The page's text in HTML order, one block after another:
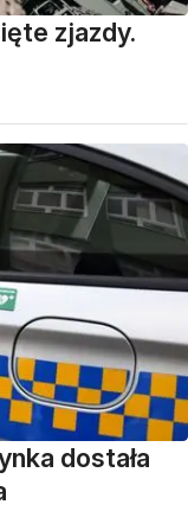
zjazdy.
dostała